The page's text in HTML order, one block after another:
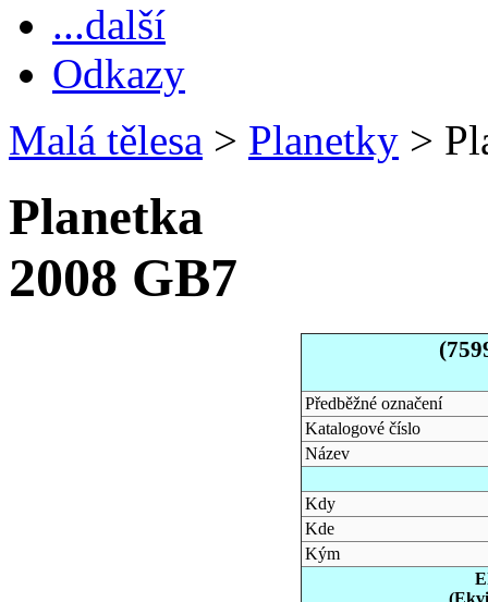
...další
Odkazy
Malá tělesa > Planetky >
Planetka
2008 GB7
Předběžné označení
Katalogové číslo
Název
Kdy
Kde
Kým